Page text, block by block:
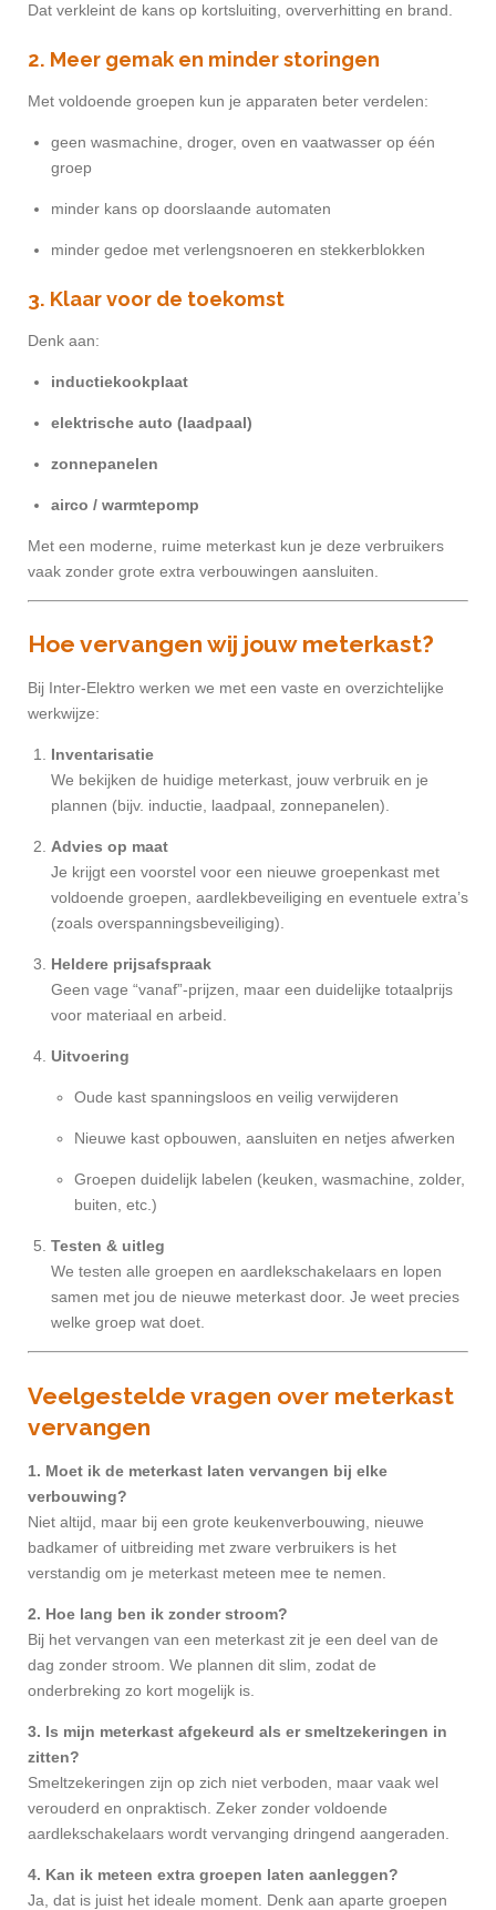
Dat verkleint de kans op kortsluiting, oververhitting en brand.
2. Meer gemak en minder storingen
Met voldoende groepen kun je apparaten beter verdelen:
geen wasmachine, droger, oven en vaatwasser op één
groep
minder kans op doorslaande automaten
minder gedoe met verlengsnoeren en stekkerblokken
3. Klaar voor de toekomst
Denk aan:
inductiekookplaat
elektrische auto (laadpaal)
zonnepanelen
airco / warmtepomp
Met een moderne, ruime meterkast kun je deze verbruikers
vaak zonder grote extra verbouwingen aansluiten.
Hoe vervangen wij jouw meterkast?
Bij Inter-Elektro werken we met een vaste en overzichtelijke
werkwijze:
Inventarisatie
We bekijken de huidige meterkast, jouw verbruik en je
plannen (bijv. inductie, laadpaal, zonnepanelen).
Advies op maat
Je krijgt een voorstel voor een nieuwe groepenkast met
voldoende groepen, aardlekbeveiliging en eventuele extra’s
(zoals overspanningsbeveiliging).
Heldere prijsafspraak
Geen vage “vanaf”-prijzen, maar een duidelijke totaalprijs
voor materiaal en arbeid.
Uitvoering
Oude kast spanningsloos en veilig verwijderen
Nieuwe kast opbouwen, aansluiten en netjes afwerken
Groepen duidelijk labelen (keuken, wasmachine, zolder,
buiten, etc.)
Testen & uitleg
We testen alle groepen en aardlekschakelaars en lopen
samen met jou de nieuwe meterkast door. Je weet precies
welke groep wat doet.
Veelgestelde vragen over meterkast
vervangen
1. Moet ik de meterkast laten vervangen bij elke
verbouwing?
Niet altijd, maar bij een grote keukenverbouwing, nieuwe
badkamer of uitbreiding met zware verbruikers is het
verstandig om je meterkast meteen mee te nemen.
2. Hoe lang ben ik zonder stroom?
Bij het vervangen van een meterkast zit je een deel van de
dag zonder stroom. We plannen dit slim, zodat de
onderbreking zo kort mogelijk is.
3. Is mijn meterkast afgekeurd als er smeltzekeringen in
zitten?
Smeltzekeringen zijn op zich niet verboden, maar vaak wel
verouderd en onpraktisch. Zeker zonder voldoende
aardlekschakelaars wordt vervanging dringend aangeraden.
4. Kan ik meteen extra groepen laten aanleggen?
Ja, dat is juist het ideale moment. Denk aan aparte groepen